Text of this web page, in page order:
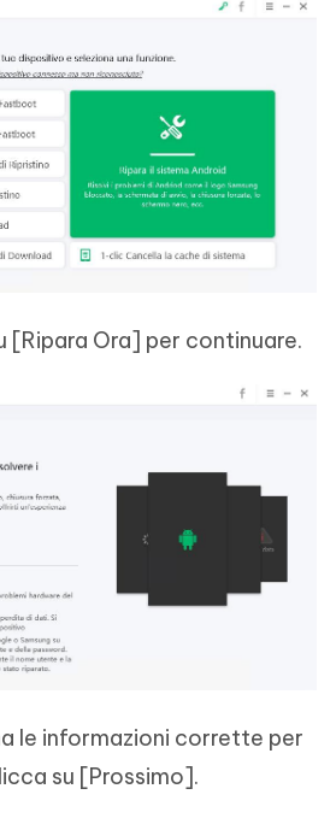
[Ripara Ora] per continuare.
le informazioni corrette per
su [Prossimo].